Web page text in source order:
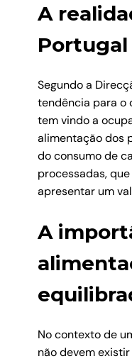
A
Portugal
Segundo a
tendência para o
tem vindo a
alimentação dos
do consumo de
processadas,
apresentar um
A
No contexto de
não devem